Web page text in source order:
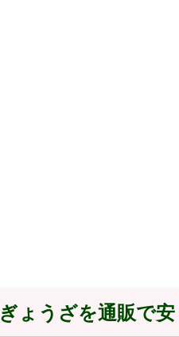
ぎょうざを通販で